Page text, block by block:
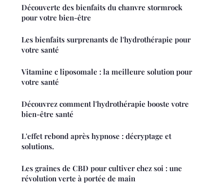
Découverte des bienfaits du chanvre stormrock
pour votre bien-être
Les bienfaits surprenants de l'hydrothérapie pour
votre santé
Vitamine c liposomale : la meilleure solution pour
votre santé
Découvrez comment l'hydrothérapie booste votre
bien-être santé
L'effet rebond après hypnose : décryptage et
solutions.
Les graines de CBD pour cultiver chez soi : une
révolution verte à portée de main